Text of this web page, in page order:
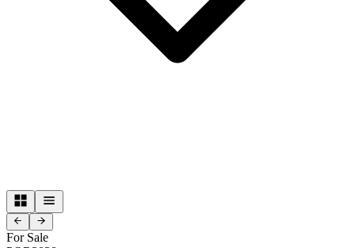
For Sale